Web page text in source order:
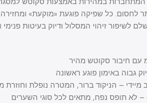
כל שפיקה פוגעת «מוקעת» ומחזירה
באימון פוגע ראשונה
– הניקוד ברור, המטרה נופלת וחוזרת
תופס נפח, מתאים לכל סוגי השערים